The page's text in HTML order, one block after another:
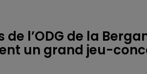
de l’ODG de la
un grand jeu-